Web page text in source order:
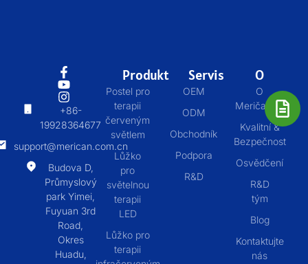
+86-
19928364677
support@merican.com.cn
Budova D,
Průmyslový
park Yimei,
Fuyuan 3rd
Road,
Okres
Huadu,
Produkt
Postel pro
terapii
červeným
světlem
Lůžko
pro
světelnou
terapii
LED
Lůžko pro
terapii
Servis
OEM
ODM
Obchodník
Podpora
R&D
O
O
Meričanovi
Kvalitní &
Bezpečnost
Osvědčení
R&D
tým
Blog
Kontaktujte
nás